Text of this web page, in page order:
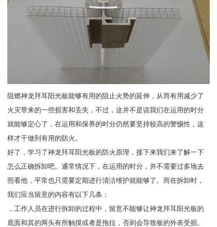
阻燃神龙拜耳阳光板能够有用的阻止火势的延伸，从而有用减少了
火灾带来的一些损害和丢失，不过，这并不是说我们在运用的时分
就能够定心了，在运用和保养的时分仍然要坚持较高的警惕性，这
样才干做到有用的防火。
好了，学习了神龙拜耳阳光板的防火原理，接下来我们来了解一下
怎么正确拆卸吧。通常情况下，在运用的时分，并不需要过多地去
照看他，平常也只需要定期进行清洁维护就能够了。而在拆卸时，
我们应当留意的内容有以下几条：
，工作人员在进行拆卸的过程中，留意不能够让神龙拜耳阳光板的
底面和其的两头有所触摸或者是拖拉，否则会导致板的外表受损。